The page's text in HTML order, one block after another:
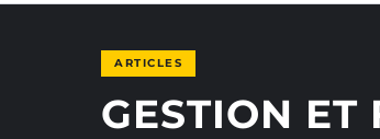
ARTICLES
GESTION ET